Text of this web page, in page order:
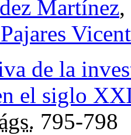
Martínez,
de la
el siglo
795-798